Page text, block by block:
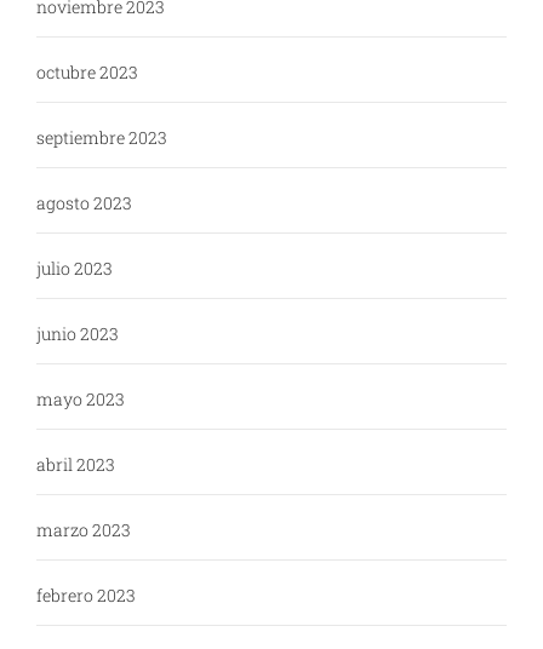
noviembre 2023
octubre 2023
septiembre 2023
agosto 2023
julio 2023
junio 2023
mayo 2023
abril 2023
marzo 2023
febrero 2023